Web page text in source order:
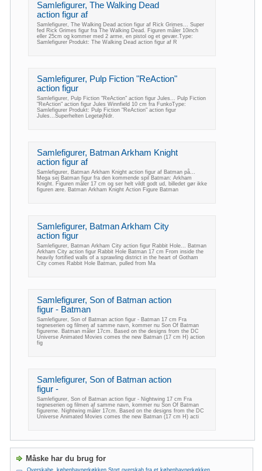
Samlefigurer, The Walking Dead
action figur af
Samlefigurer, The Walking Dead action figur af Rick Grimes... Super
fed Rick Grimes figur fra The Walking Dead. Figuren måler 10inch
eller 25cm og kommer med 2 arme, en pistol og et gevær.Type:
Samlefigurer Produkt: The Walking Dead action figur af R
Samlefigurer, Pulp Fiction "ReAction"
action figur
Samlefigurer, Pulp Fiction "ReAction" action figur Jules... Pulp Fiction
"ReAction" action figur Jules Winnfield 10 cm fra FunkoType:
Samlefigurer Produkt: Pulp Fiction "ReAction" action figur
Jules...Superhelten LegetøjNdr.
Samlefigurer, Batman Arkham Knight
action figur af
Samlefigurer, Batman Arkham Knight action figur af Batman på...
Mega sej Batman figur fra den kommende spil Batman: Arkham
Knight. Figuren måler 17 cm og ser helt vildt godt ud, billedet gør ikke
figuren ære. Batman Arkham Knight Action Figure Batman
Samlefigurer, Batman Arkham City
action figur
Samlefigurer, Batman Arkham City action figur Rabbit Hole... Batman
Arkham City action figur Rabbit Hole Batman 17 cm From inside the
heavily fortified walls of a sprawling district in the heart of Gotham
City comes Rabbit Hole Batman, pulled from Ma
Samlefigurer, Son of Batman action
figur - Batman
Samlefigurer, Son of Batman action figur - Batman 17 cm Fra
tegneserien og filmen af samme navn, kommer nu Son Of Batman
figurerne. Batman måler 17cm. Based on the designs from the DC
Universe Animated Movies comes the new Batman (17 cm H) action
fig
Samlefigurer, Son of Batman action
figur -
Samlefigurer, Son of Batman action figur - Nightwing 17 cm Fra
tegneserien og filmen af samme navn, kommer nu Son Of Batman
figurerne. Nightwing måler 17cm. Based on the designs from the DC
Universe Animated Movies comes the new Batman (17 cm H) acti
Måske har du brug for